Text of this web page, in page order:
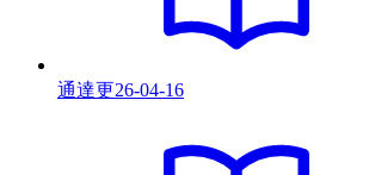
通達更26-04-16